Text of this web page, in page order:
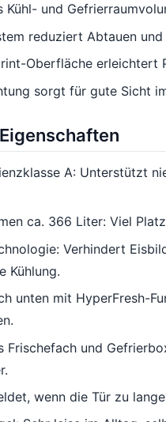
Kühl- und
reduziert Abtauen und
Oberfläche erleichtert
sorgt für gute Sicht
A: Unterstützt
ca. 366 Liter: Viel
Verhindert
Kühlung.
unten mit HyperFresh-
Frischefach und
wenn die Tür zu